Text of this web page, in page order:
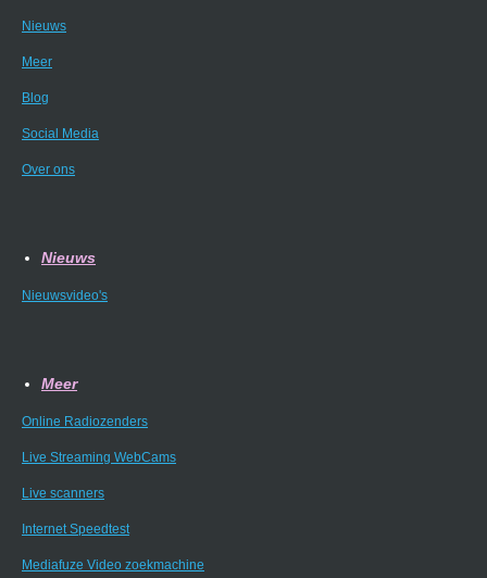
Nieuws
Meer
Blog
Social Media
Over ons
Nieuws
Nieuwsvideo's
Meer
Online Radiozenders
Live Streaming WebCams
Live scanners
Internet Speedtest
Mediafuze Video zoekmachine